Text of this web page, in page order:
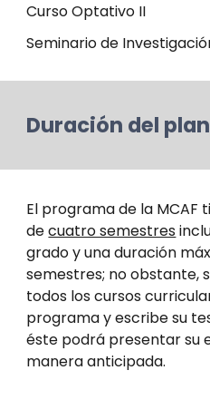
Curso Optativo II
Seminario de
Duración del
El programa de la MCAF
decuatro semestres
grado y una duración
semestres; no obstante,
todos los cursos
programa y escribe su
éste podrá presentar su
manera anticipada.